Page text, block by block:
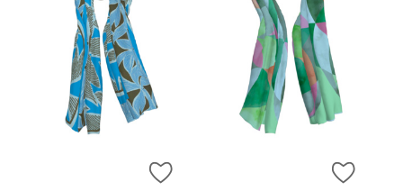
ZUR WUNSCHLISTE HINZUFÜGEN
ZUR